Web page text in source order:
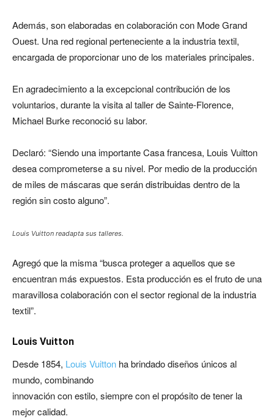
Además, son elaboradas en colaboración con Mode Grand
Ouest. Una red regional perteneciente a la industria textil,
encargada de proporcionar uno de los materiales principales.
En agradecimiento a la excepcional contribución de los
voluntarios, durante la visita al taller de Sainte-Florence,
Michael Burke reconoció su labor.
Declaró: “Siendo una importante Casa francesa, Louis Vuitton
desea comprometerse a su nivel. Por medio de la producción
de miles de máscaras que serán distribuidas dentro de la
región sin costo alguno”.
Louis Vuitton readapta sus talleres.
Agregó que la misma “busca proteger a aquellos que se
encuentran más expuestos. Esta producción es el fruto de una
maravillosa colaboración con el sector regional de la industria
textil”.
Louis Vuitton
Desde 1854, Louis Vuitton ha brindado diseños únicos al
mundo, combinando
innovación con estilo, siempre con el propósito de tener la
mejor calidad.